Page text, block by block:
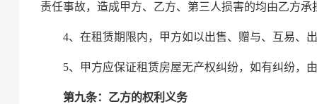
责任事故， 造成甲方、乙方、第三人损害的均由乙方承
4、在租赁期限内，甲方如以出售、赠与、互易、
5、甲方应保证租赁房屋无产权纠纷，如有纠纷，
第九条：乙方的权利义务